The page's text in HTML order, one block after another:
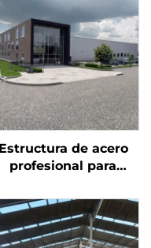
Estructura de acero
profesional para
prefabricados en
China, planos de
de acero